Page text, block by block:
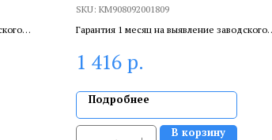
SKU: KM908092001809
Гарантия 1 месяц на выявление заводского
сертифицированный специалист.
1 416 р.
Подробнее
В корзину